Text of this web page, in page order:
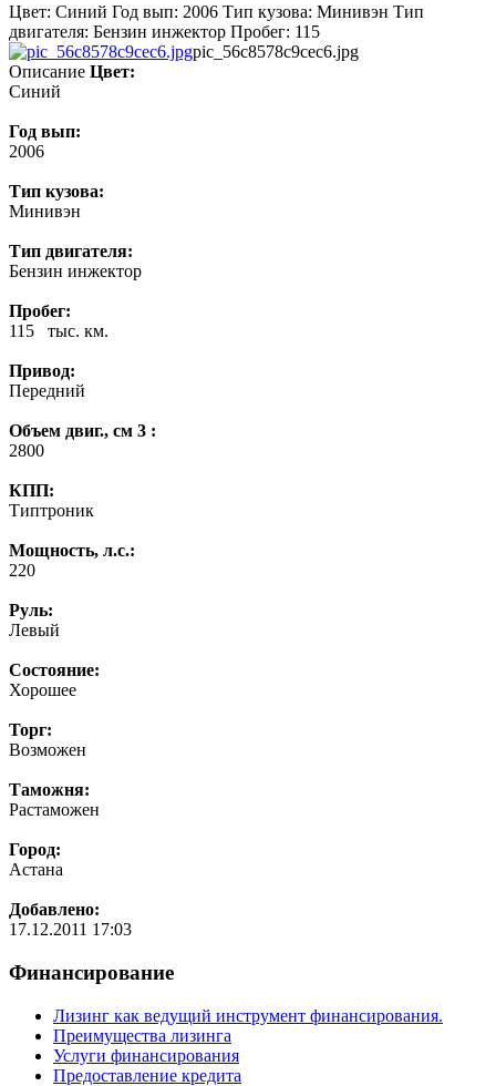
Цвет: Синий Год вып: 2006 Тип кузова: Минивэн Тип
двигателя: Бензин инжектор Пробег: 115
pic_56c8578c9cec6.jpg
Описание Цвет:
Синий
Год вып:
2006
Тип кузова:
Минивэн
Тип двигателя:
Бензин инжектор
Пробег:
115 тыс. км.
Привод:
Передний
Объем двиг., см 3 :
2800
КПП:
Типтроник
Мощность, л.с.:
220
Руль:
Левый
Состояние:
Хорошее
Торг:
Возможен
Таможня:
Растаможен
Город:
Астана
Добавлено:
17.12.2011 17:03
Финансирование
Лизинг как ведущий инструмент финансирования.
Преимущества лизинга
Услуги финансирования
Предоставление кредита